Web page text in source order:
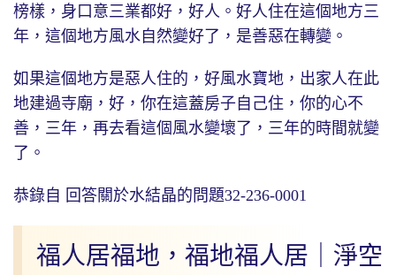
榜樣，身口意三業都好，好人。好人住在這個地方三
年，這個地方風水自然變好了，是善惡在轉變。
如果這個地方是惡人住的，好風水寶地，出家人在此
地建過寺廟，好，你在這蓋房子自己住，你的心不
善，三年，再去看這個風水變壞了，三年的時間就變
了。
恭錄自 回答關於水結晶的問題32-236-0001
福人居福地，福地福人居｜淨空